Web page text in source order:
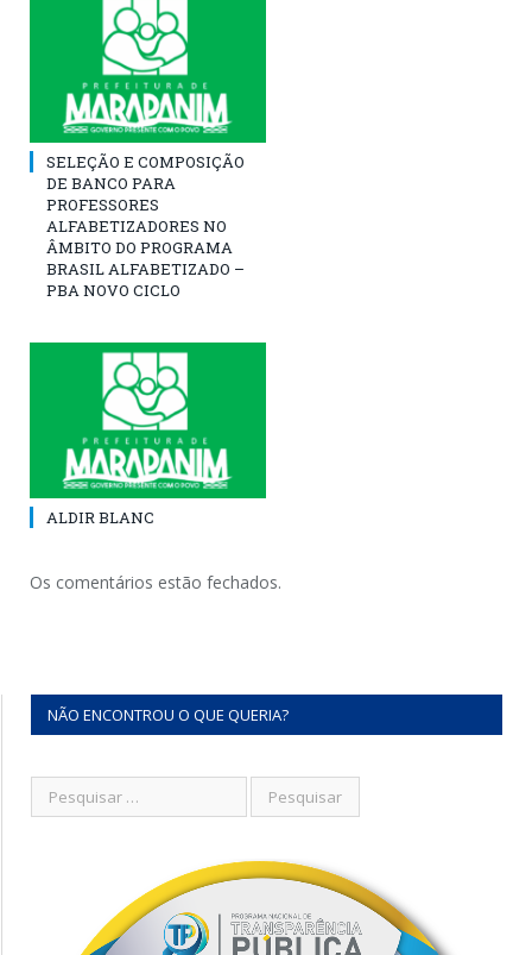
SELEÇÃO E COMPOSIÇÃO
DE BANCO PARA
PROFESSORES
ALFABETIZADORES NO
ÂMBITO DO PROGRAMA
BRASIL ALFABETIZADO –
PBA NOVO CICLO
ALDIR BLANC
Os comentários estão fechados.
NÃO ENCONTROU O QUE QUERIA?